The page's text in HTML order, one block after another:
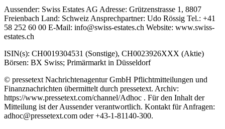
Aussender: Swiss Estates AG Adresse: Grützenstrasse 1, 8807
Freienbach Land: Schweiz Ansprechpartner: Udo Rössig Tel.: +41
58 252 60 00 E-Mail: info@swiss-estates.ch Website: www.swiss-
estates.ch
ISIN(s): CH0019304531 (Sonstige), CH0023926XXX (Aktie)
Börsen: BX Swiss; Primärmarkt in Düsseldorf
© pressetext Nachrichtenagentur GmbH Pflichtmitteilungen und
Finanznachrichten übermittelt durch pressetext. Archiv:
https://www.pressetext.com/channel/Adhoc . Für den Inhalt der
Mitteilung ist der Aussender verantwortlich. Kontakt für Anfragen:
adhoc@pressetext.com oder +43-1-81140-300.